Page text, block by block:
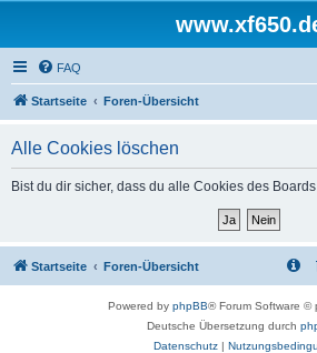
FAQ
Startseite Foren-Übersicht
Alle Cookies löschen
Bist du dir sicher, dass du alle Cookies des
Startseite Foren-Übersicht
Powered by phpBB® Forum Software ©
Deutsche Übersetzung durch
Datenschutz|